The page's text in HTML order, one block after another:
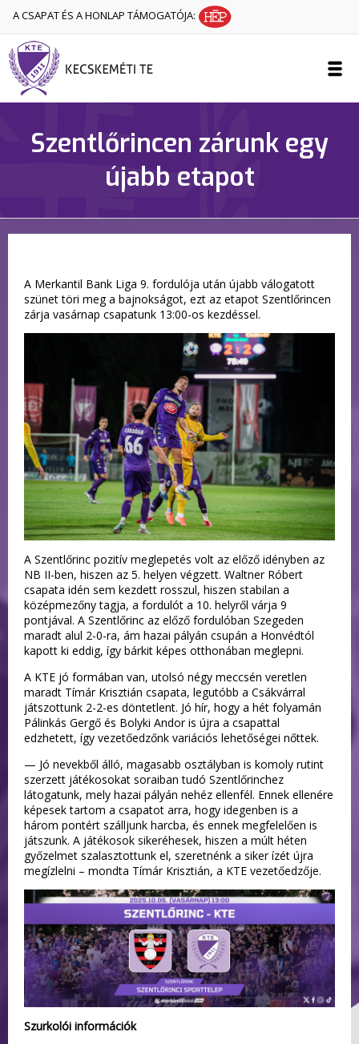
A CSAPAT ÉS A HONLAP TÁMOGATÓJA:
Szentlőrincen zárunk egy
újabb etapot
A Merkantil Bank Liga 9. fordulója után újabb válogatott
szünet töri meg a bajnokságot, ezt az etapot Szentlőrincen
zárja vasárnap csapatunk 13:00-os kezdéssel.
A Szentlőrinc pozitív meglepetés volt az előző idényben az
NB II-ben, hiszen az 5. helyen végzett. Waltner Róbert
csapata idén sem kezdett rosszul, hiszen stabilan a
középmezőny tagja, a fordulót a 10. helyről várja 9
pontjával. A Szentlőrinc az előző fordulóban Szegeden
maradt alul 2-0-ra, ám hazai pályán csupán a Honvédtól
kapott ki eddig, így bárkit képes otthonában meglepni.
A KTE jó formában van, utolsó négy meccsén veretlen
maradt Tímár Krisztián csapata, legutóbb a Csákvárral
játszottunk 2-2-es döntetlent. Jó hír, hogy a hét folyamán
Pálinkás Gergő és Bolyki Andor is újra a csapattal
edzhetett, így vezetőedzőnk variációs lehetőségei nőttek.
— Jó nevekből álló, magasabb osztályban is komoly rutint
szerzett játékosokat soraiban tudó Szentlőrinchez
látogatunk, mely hazai pályán nehéz ellenfél. Ennek ellenére
képesek tartom a csapatot arra, hogy idegenben is a
három pontért szálljunk harcba, és ennek megfelelően is
játszunk. A játékosok sikeréhesek, hiszen a múlt héten
győzelmet szalasztottunk el, szeretnénk a siker ízét újra
megízlelni – mondta Tímár Krisztián, a KTE vezetőedzője.
Szurkolói információk